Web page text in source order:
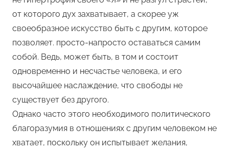
от которого дух захватывает, а скорее уж
своеобразное искусство быть с другим, которое
позволяет. просто-напросто оставаться самим
собой. Ведь, может быть, в том и состоит
одновременно и несчастье человека, и его
высочайшее наслаждение, что свободы не
существует без другого.
Однако часто этого необходимого политического
благоразумия в отношениях с другим человеком не
хватает, поскольку он испытывает желания,